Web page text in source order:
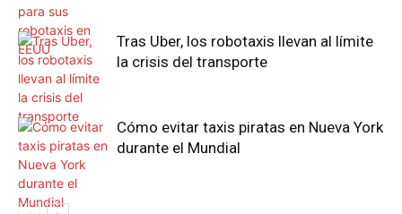
Tras Uber, los robotaxis llevan al límite
la crisis del transporte
Cómo evitar taxis piratas en Nueva York
durante el Mundial